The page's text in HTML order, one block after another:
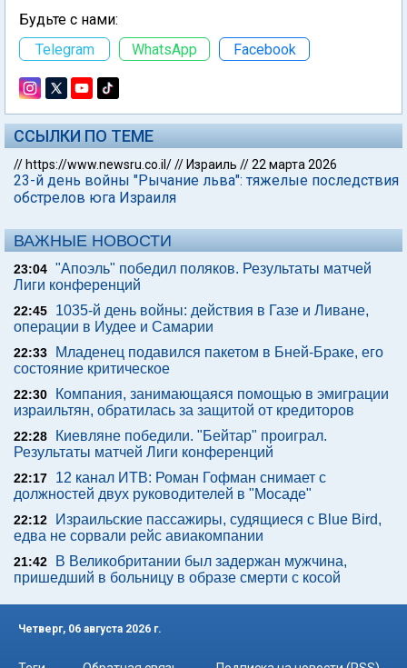
Будьте с нами:
Telegram
WhatsApp Facebook
ССЫЛКИ ПО ТЕМЕ
// https://www.newsru.co.il/// Израиль //22 марта 2026
23-й день войны "Рычание льва": тяжелые последствия
обстрелов юга Израиля
ВАЖНЫЕ НОВОСТИ
23:04 "Апоэль" победил поляков. Результаты матчей
Лиги конференций
22:45
1035-й день войны: действия в Газе и Ливане,
операции в Иудее и Самарии
22:33
Младенец подавился пакетом в Бней-Браке, его
состояние критическое
22:30
Компания, занимающаяся помощью в эмиграции
израильтян, обратилась за защитой от кредиторов
22:28
Киевляне победили. "Бейтар" проиграл.
Результаты матчей Лиги конференций
22:17
12 канал ИТВ: Роман Гофман снимает с
должностей двух руководителей в "Мосаде"
22:12
Израильские пассажиры, судящиеся с Blue Bird,
едва не сорвали рейс авиакомпании
21:42
В Великобритании был задержан мужчина,
пришедший в больницу в образе смерти с косой
Четверг, 06 августа 2026 г.